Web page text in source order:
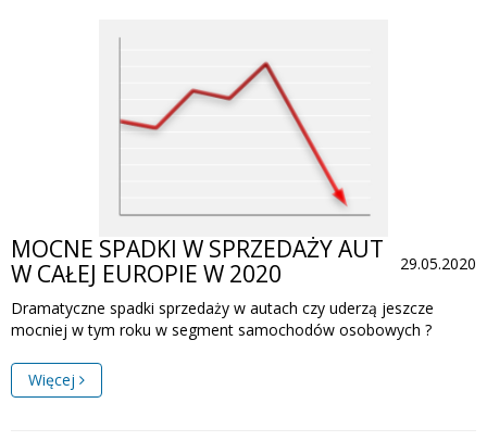
29.05.2020
MOCNE SPADKI W SPRZEDAŻY AUT
W CAŁEJ EUROPIE W 2020
Dramatyczne spadki sprzedaży w autach czy uderzą jeszcze
mocniej w tym roku w segment samochodów osobowych ?
Więcej